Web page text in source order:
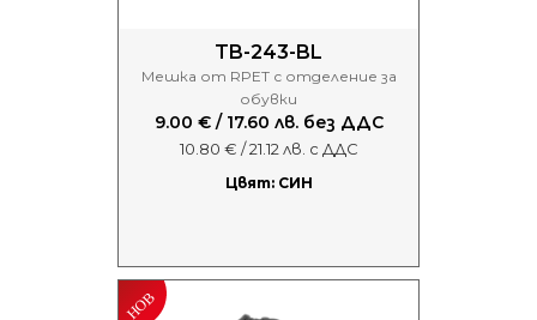
TB-243-BL
Мешка от RPET с отделение за
обувки
9.00 € / 17.60 лв. без ДДС
10.80 € / 21.12 лв. с ДДС
Цвят: СИН